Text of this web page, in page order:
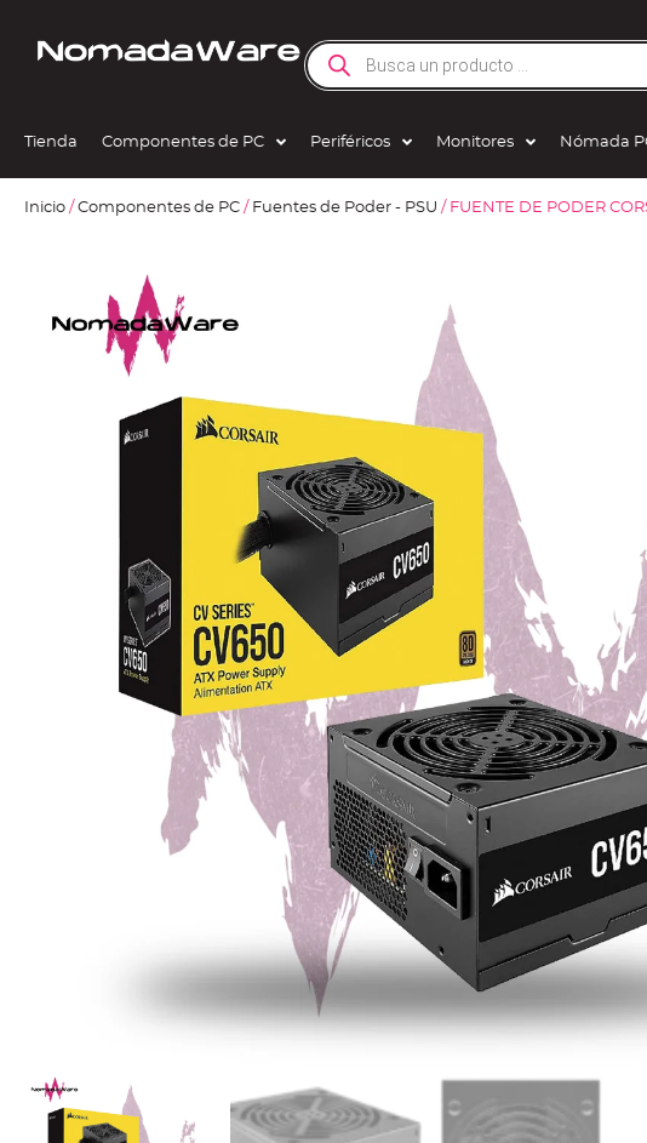
Tienda Componentes de PC Periféricos Monitores Nómada
Inicio / Componentes de PC / Fuentes de Poder - PSU / FUENTE DE PODER